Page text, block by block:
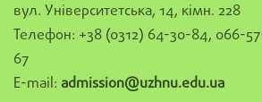
вул. Університетська, 14, кімн. 228
Телефон: +38 (0312) 64-30-84, 066-
67
E-mail: admission@uzhnu.edu.ua